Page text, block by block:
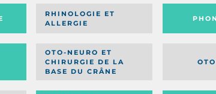
RHINOLOGIE ET
ALLERGIE
OTO-NEURO ET
CHIRURGIE DE LA
BASE DU CRÂNE